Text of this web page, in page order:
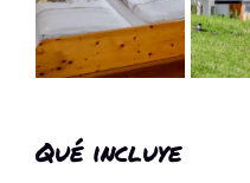
Qué incluye